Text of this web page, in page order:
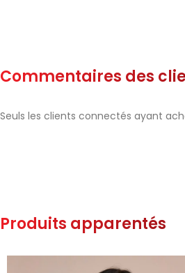
Commentaires des
Seuls les clients connectés ayant
Produits apparentés